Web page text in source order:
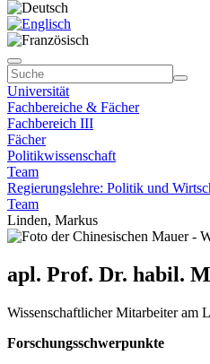
Universität
Fachbereiche & Fächer
Fachbereich III
Fächer
Politikwissenschaft
Team
Regierungslehre: Politik und
Team
Linden, Markus
apl. Prof. Dr. habil.
Wissenschaftlicher Mitarbeiter am
Forschungsschwerpunkte